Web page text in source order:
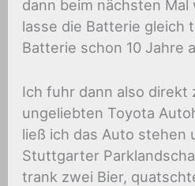
dann beim nächsten Mal
lasse die Batterie gleich
Batterie schon 10 Jahre
Ich fuhr dann also direkt
ungeliebten Toyota
ließ ich das Auto stehen
Stuttgarter
trank zwei Bier,